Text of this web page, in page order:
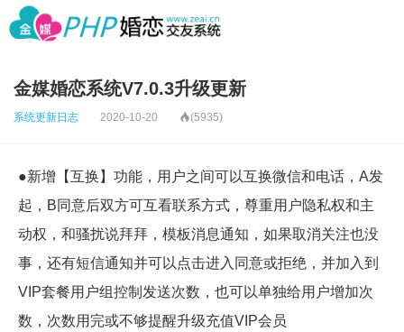
金媒婚恋系统V7.0.3升级更新
系统更新日志 2020-10-20 (5935)
●新增【互换】功能，用户之间可以互换微信和电话，A发
起，B同意后双方可互看联系方式，尊重用户隐私权和主
动权，和骚扰说拜拜，模板消息通知，如果取消关注也没
事，还有短信通知并可以点击进入同意或拒绝，并加入到
VIP套餐用户组控制发送次数，也可以单独给用户增加次
数，次数用完或不够提醒升级充值VIP会员